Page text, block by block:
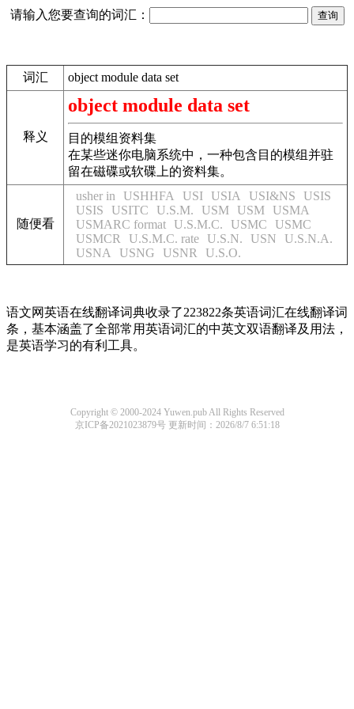
请输入您要查询的词汇：
词汇 object module data set
释义
object module data set
目的模组资料集
在某些迷你电脑系统中，一种包含目的模组并驻
留在磁碟或软碟上的资料集。
随便看
usher in USHHFA USI USIA USI&NS
USIS
USIS
USITC U.S.M. USM USM USMA
USMARC format U.S.M.C. USMC
USMC
USMCR
U.S.M.C. rate U.S.N. USN
U.S.N.A.
USNA
USNG USNR U.S.O.
语文网英语在线翻译词典收录了223822条英语词汇在线翻译词
条，基本涵盖了全部常用英语词汇的中英文双语翻译及用法，
是英语学习的有利工具。
Copyright © 2000-2024 Yuwen.pub All Rights Reserved
京ICP备2021023879号更新时间：2026/8/7 6:51:18